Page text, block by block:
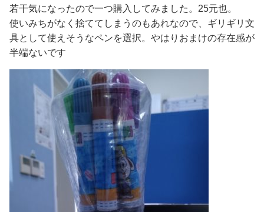
若干気になったので一つ購入してみました。25元也。
使いみちがなく捨ててしまうのもあれなので、ギリギリ文
具として使えそうなペンを選択。やはりおまけの存在感が
半端ないです